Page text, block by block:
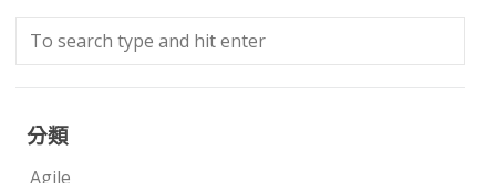
分類
Agile